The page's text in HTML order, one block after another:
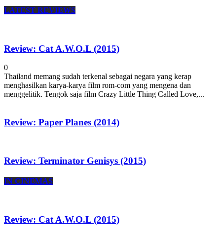
LATEST REVIEWS
Review: Cat A.W.O.L (2015)
0
Thailand memang sudah terkenal sebagai negara yang kerap
menghasilkan karya-karya film rom-com yang mengena dan
menggelitik. Tengok saja film Crazy Little Thing Called Love,...
Review: Paper Planes (2014)
Review: Terminator Genisys (2015)
IN CINEMAS
Review: Cat A.W.O.L (2015)